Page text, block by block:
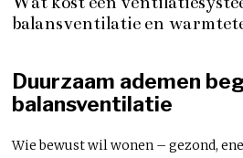
balansventilatie en
Duurzaam ademen
balansventilatie
Wie bewust wil wonen – gezond,